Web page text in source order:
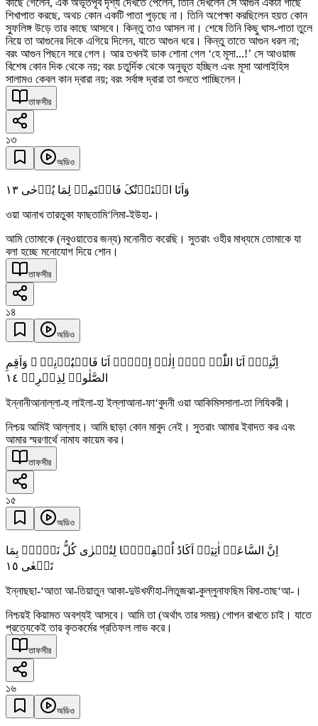
কাছে গেলেন, এক অভূতপূর্ব দৃশ্য দেখতে পেলেন, তিনি দেখলেন সে আগুন একটা গাছে
শিখাপাত করছে, অথচ কোন একটি পাতা পুড়ছে না। তিনি অপেক্ষা করছিলেন হয়ত কোন
স্ফুলিঙ্গ উড়ে তার কাছে আসবে। কিন্তু তাও আসল না। শেষে তিনি কিছু ঘাস-পাতা তুলে
নিয়ে তা আগুনের দিকে এগিয়ে দিলেন, যাতে আগুন ধরে। কিন্তু তাতে আগুন ধরল না;
বরং আগুন পিছনে সরে গেল। আর তখনই ডাক শোনা গেল ‘হে মূসা...!’ সে আওয়াজ
বিশেষ কোন দিক থেকে নয়; বরং চতুর্দিক থেকে অনুভূত হচ্ছিল এবং মূসা আলাইহিস
সালামও কেবল কান দ্বারা নয়; বরং সর্বাঙ্গ দ্বারা তা শুনতে পাচ্ছিলেন।
তাফসীর
১৩
অডিও
وَاَنَا اخۡتَرۡتُکَ فَاسۡتَمِعۡ لِمَا یُوۡحٰی ١٣
ওয়া আনাখ তারতুকা ফাছতামি‘লিমা-ইউহা-।
আমি তোমাকে (নবুওয়াতের জন্য) মনোনীত করেছি। সুতরাং ওহীর মাধ্যমে তোমাকে যা
বলা হচ্ছে মনোযোগ দিয়ে শোন।
তাফসীর
১৪
অডিও
اِنَّنِیۡۤ اَنَا اللّٰہُ لَاۤ اِلٰہَ اِلَّاۤ اَنَا فَاعۡبُدۡنِیۡ ۙ وَاَقِمِ
الصَّلٰوۃَ لِذِکۡرِیۡ ١٤
ইন্নানীআনাল্লা-হু লাইলা-হা ইল্লাআনা-ফা‘বুদনী ওয়া আকিমিসসালা-তা লিযিকরী।
নিশ্চয় আমিই আল্লাহ। আমি ছাড়া কোন মাবুদ নেই। সুতরাং আমার ইবাদত কর এবং
আমার স্মরণার্থে নামায কায়েম কর।
তাফসীর
১৫
অডিও
اِنَّ السَّاعَۃَ اٰتِیَۃٌ اَکَادُ اُخۡفِیۡہَا لِتُجۡزٰی کُلُّ نَفۡسٍۭ بِمَا
تَسۡعٰی ١٥
ইন্নাছছা-‘আতা আ-তিয়াতুন আকা-দুউখফীহা-লিতুজঝা-কুল্লুনাফছিম বিমা-তাছ‘আ-।
নিশ্চয়ই কিয়ামত অবশ্যই আসবে। আমি তা (অর্থাৎ তার সময়) গোপন রাখতে চাই। যাতে
প্রত্যেকেই তার কৃতকর্মের প্রতিফল লাভ করে।
তাফসীর
১৬
অডিও